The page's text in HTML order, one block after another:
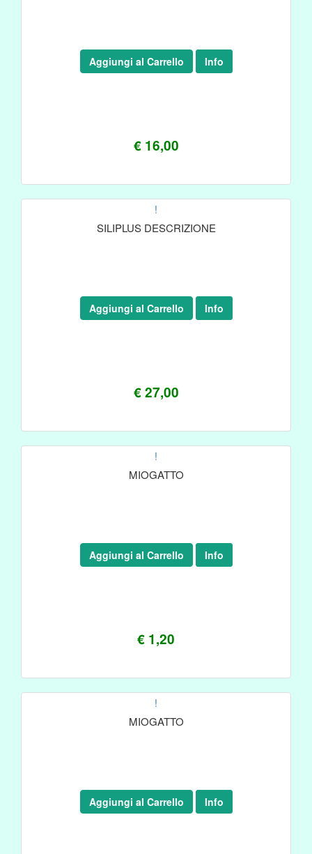
€ 16,00
Aggiungi al Carrello Info
!
SILIPLUS DESCRIZIONE
€ 27,00
Aggiungi al Carrello Info
!
MIOGATTO
€ 1,20
Aggiungi al Carrello Info
!
MIOGATTO
Aggiungi al Carrello Info